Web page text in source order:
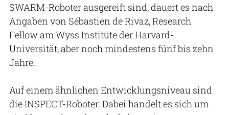
SWARM-Roboter ausgereift sind, dauert es nach
Angaben von Sébastien de Rivaz, Research
Fellow am Wyss Institute der Harvard-
Universität, aber noch mindestens fünf bis zehn
Jahre.
Auf einem ähnlichen Entwicklungsniveau sind
die INSPECT-Roboter. Dabei handelt es sich um